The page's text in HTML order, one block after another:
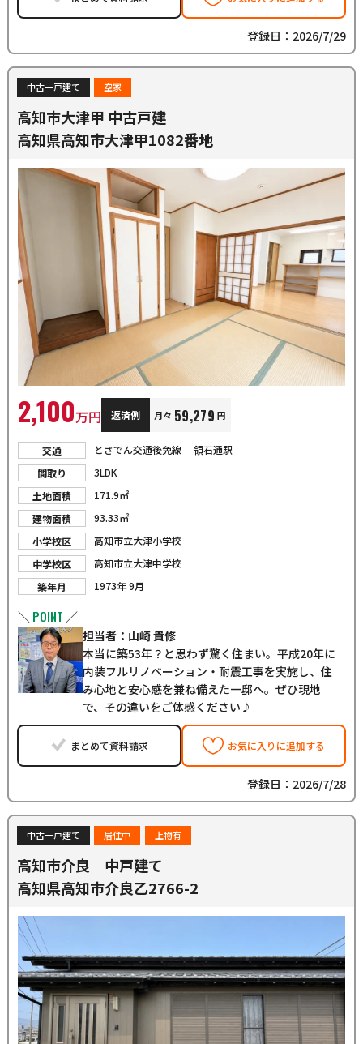
登録日：2026/7/29
中古一戸建て 空家
高知市大津甲 中古戸建
高知県高知市大津甲1082番地
2,100万円 返済例 月々 59,279 円
交通
とさでん交通後免線 領石通駅
間取り
3LDK
土地面積
171.9㎡
建物面積
93.33㎡
小学校区
高知市立大津小学校
中学校区
高知市立大津中学校
築年月
1973年 9月
＼ POINT ／
担当者：山崎 貴修
本当に築53年？と思わず驚く住まい。平成20年に
内装フルリノベーション・耐震工事を実施し、住
み心地と安心感を兼ね備えた一邸へ。ぜひ現地
で、その違いをご体感ください♪
まとめて資料請求 お気に入りに追加する
登録日：2026/7/28
中古一戸建て 居住中 上物有
高知市介良 中戸建て
高知県高知市介良乙2766-2